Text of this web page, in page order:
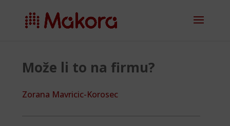
Može li to na firmu?
Zorana Mavricic-Korosec